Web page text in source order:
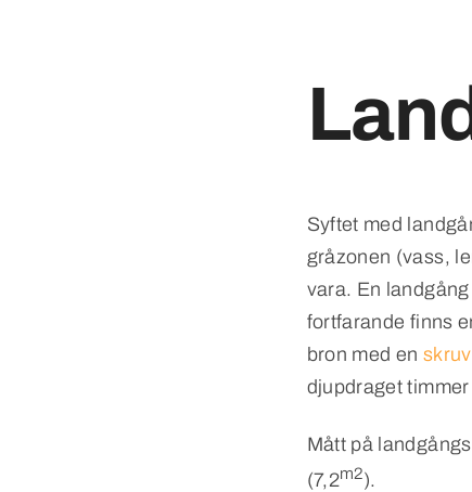
Syftet med
gråzonen (vass,
vara. En
fortfarande finns
bron med en
djupdraget
Mått på
(7,2m2).